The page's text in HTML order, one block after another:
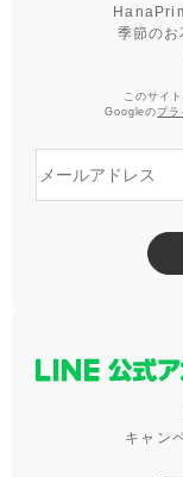
季節の
このサイ
Googleの プラ
キャン